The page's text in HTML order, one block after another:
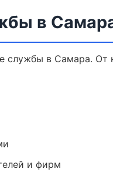
в
службы в Самара. От
и фирм